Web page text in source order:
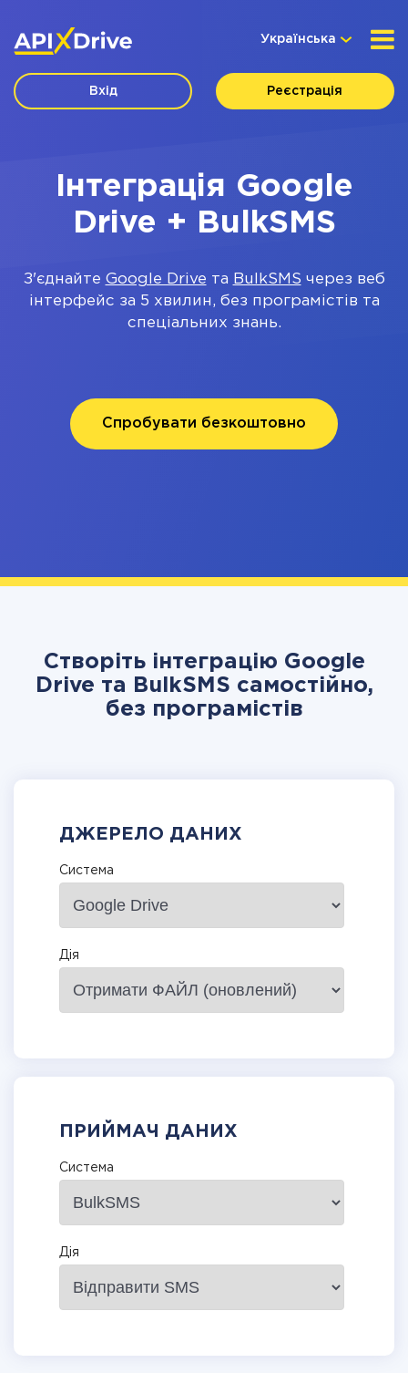
Українська
Вхід Реєстрація
Інтеграція Google
Drive + BulkSMS
З'єднайте Google Drive та BulkSMS через веб
інтерфейс за 5 хвилин, без програмістів та
спеціальних знань.
Спробувати безкоштовно
Створіть інтеграцію Google
Drive та BulkSMS самостійно,
без програмістів
ДЖЕРЕЛО ДАНИХ
Система
Дія
ПРИЙМАЧ ДАНИХ
Система
Дія